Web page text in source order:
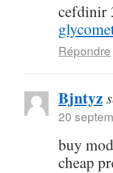
cefdinir
Répondre
Bjntyz
20
buy
cheap